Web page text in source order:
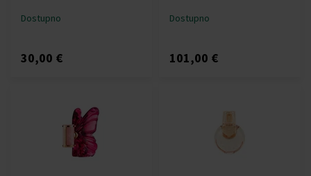
Dostupno
30,00 €
Dostupno
101,00 €